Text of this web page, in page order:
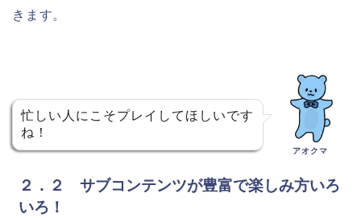
きます。
忙しい人にこそプレイしてほしいです
ね！
アオクマ
２．２ サブコンテンツが豊富で楽しみ方いろ
いろ！